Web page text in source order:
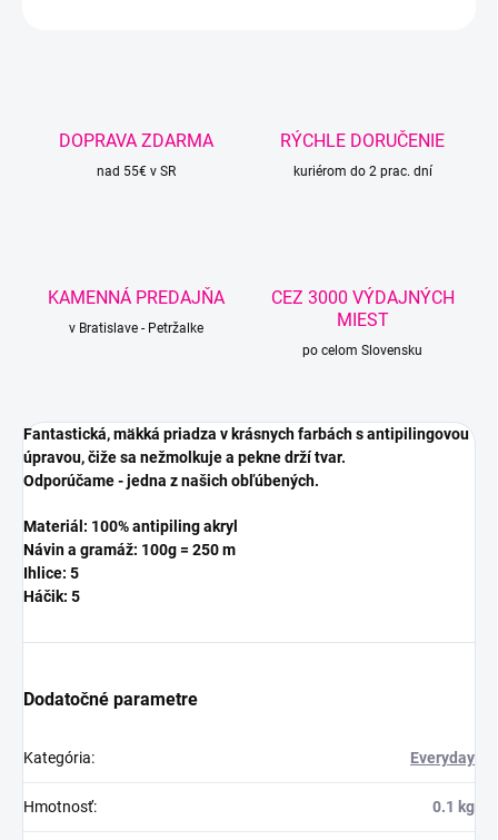
DOPRAVA ZDARMA
nad 55€ v SR
RÝCHLE DORUČENIE
kuriérom do 2 prac. dní
KAMENNÁ PREDAJŇA
v Bratislave - Petržalke
CEZ 3000 VÝDAJNÝCH
MIEST
po celom Slovensku
Fantastická, mäkká priadza v krásnych farbách s antipilingovou
úpravou, čiže sa nežmolkuje a pekne drží tvar.
Odporúčame - jedna z našich obľúbených.
Materiál: 100% antipiling akryl
Návin a gramáž: 100g = 250 m
Ihlice: 5
Háčik: 5
Dodatočné parametre
Kategória: Everyday
Hmotnosť: 0.1 kg